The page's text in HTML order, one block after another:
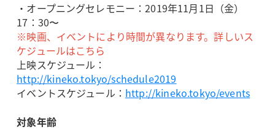
・オープニングセレモニー：2019年11月1日（金）
17：30〜
※映画、イベントにより時間が異なります。詳しいス
ケジュールはこちら
上映スケジュール：
http://kineko.tokyo/schedule2019
イベントスケジュール： http://kineko.tokyo/events
対象年齢